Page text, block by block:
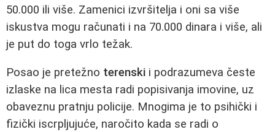
50.000 ili više. Zamenici izvršitelja i oni sa više
iskustva mogu računati i na 70.000 dinara i više, ali
je put do toga vrlo težak.
Posao je pretežno terenski i podrazumeva česte
izlaske na lica mesta radi popisivanja imovine, uz
obaveznu pratnju policije. Mnogima je to psihički i
fizički iscrpljujuće, naročito kada se radi o